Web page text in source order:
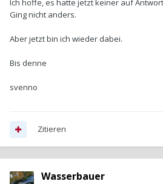
Ich hoffe, es hatte jetzt keiner auf
Ging nicht anders.
Aber jetzt bin ich wieder dabei.
Bis denne
svenno
Zitieren
Wasserbauer